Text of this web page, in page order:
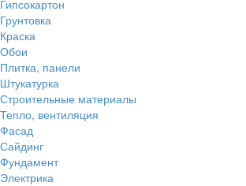
Гипсокартон
Грунтовка
Краска
Обои
Плитка, панели
Штукатурка
Строительные материалы
Тепло, вентиляция
Фасад
Сайдинг
Фундамент
Электрика